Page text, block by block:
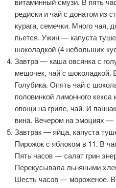
редиски и чай с донатом из
курага, семечки. Много чая,
пьется. Ужин — капуста
шоколадкой (4 небольших
Завтра — каша овсянка с
мешочек, чай с шоколадкой.
Голубика. Опять чай с
половинкой лимонного
овощи на гриле, чай. И
вина. Вечером на эмоциях —
Завтрак — яйца, капуста
Пирожок с яблоком в 11. В
Пять часов — салат грин
Перекусывала льняными
Шесть часов — мороженое.